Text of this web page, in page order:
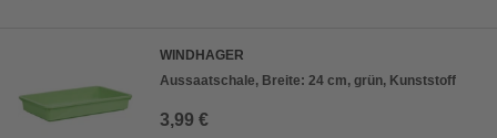
WINDHAGER
Aussaatschale, Breite: 24 cm, grün, Kunststoff
3,99 €